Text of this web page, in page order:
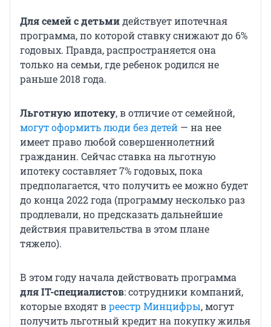
Для семей с детьмидействует ипотечная
программа, по которой ставку снижают до 6%
годовых. Правда, распространяется она
только на семьи, где ребенок родился не
раньше 2018 года.
Льготную ипотеку, в отличие от семейной,
могут оформить люди без детей — на нее
имеет право любой совершеннолетний
гражданин. Сейчас ставка на льготную
ипотеку составляет 7% годовых, пока
предполагается, что получить ее можно будет
до конца 2022 года (программу несколько раз
продлевали, но предсказать дальнейшие
действия правительства в этом плане
тяжело).
В этом году начала действовать программа
для IT-специалистов: сотрудники компаний,
которые входят вреестр Минцифры, могут
получить льготный кредит на покупку жилья